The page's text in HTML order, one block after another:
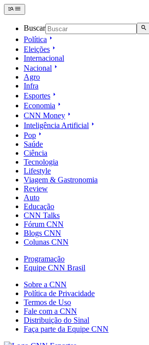
Buscar
Política
Eleições
Internacional
Nacional
Agro
Infra
Esportes
Economia
CNN Money
Inteligência Artificial
Pop
Saúde
Ciência
Tecnologia
Lifestyle
Viagem & Gastronomia
Review
Auto
Educação
CNN Talks
Fórum CNN
Blogs CNN
Colunas CNN
Programação
Equipe CNN Brasil
Sobre a CNN
Política de Privacidade
Termos de Uso
Fale com a CNN
Distribuição do Sinal
Faça parte da Equipe CNN